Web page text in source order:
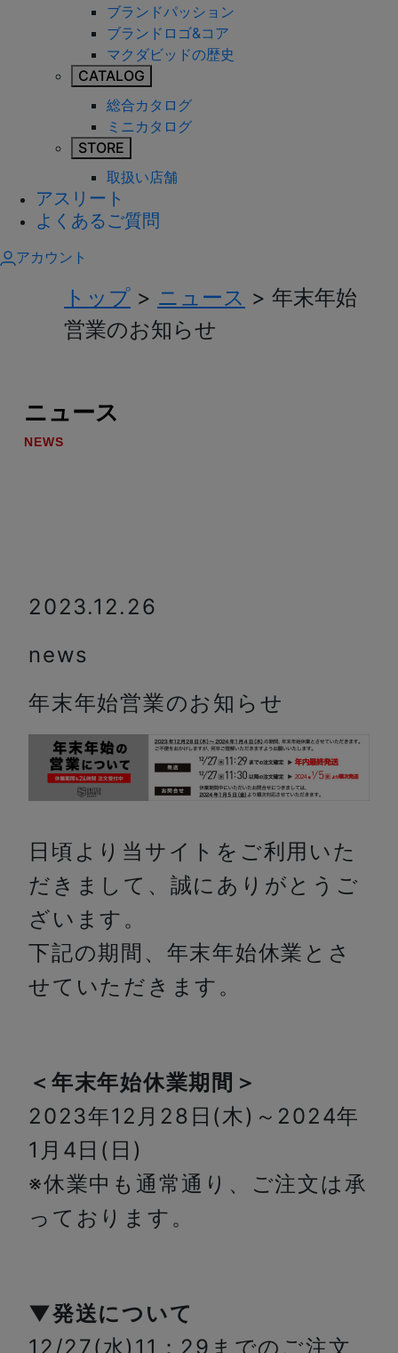
ブランドパッション
ブランドロゴ&コア
マクダビッドの歴史
CATALOG
総合カタログ
ミニカタログ
STORE
取扱い店舗
アスリート
よくあるご質問
アカウント
トップ > ニュース > 年末年始
営業のお知らせ
ニュース
NEWS
2023.12.26
news
年末年始営業のお知らせ
日頃より当サイトをご利用いた
だきまして、誠にありがとうご
ざいます。
下記の期間、年末年始休業とさ
せていただきます。
＜年末年始休業期間＞
2023年12月28日(木)～2024年
1月4日(日)
※休業中も通常通り、ご注文は承
っております。
▼発送について
12/27(水)11：29までのご注文